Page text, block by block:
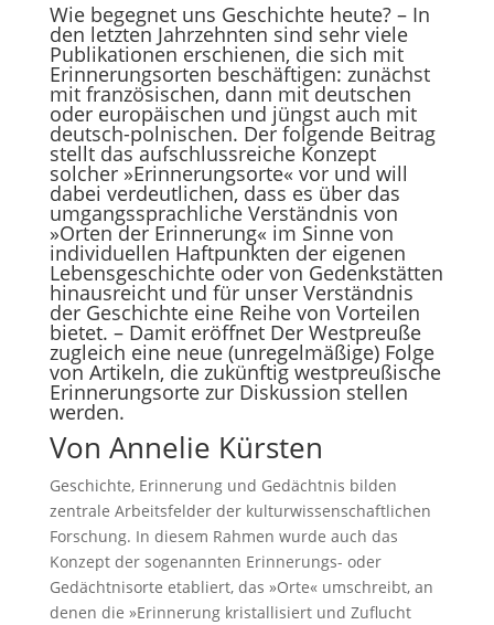
Wie begegnet uns Geschichte heute? – In
den letzten Jahrzehnten sind sehr viele
Publikationen erschienen, die sich mit
Erinnerungsorten beschäftigen: zunächst
mit französischen, dann mit deutschen
oder europäischen und jüngst auch mit
deutsch-polnischen. Der folgende Beitrag
stellt das aufschlussreiche Konzept
solcher »Erinnerungsorte« vor und will
dabei verdeutlichen, dass es über das
umgangssprachliche Verständnis von
»Orten der Erinnerung« im Sinne von
individuellen Haftpunkten der eigenen
Lebensgeschichte oder von Gedenkstätten
hinausreicht und für unser Verständnis
der Geschichte eine Reihe von Vorteilen
bietet. – Damit eröffnet Der Westpreuße
zugleich eine neue (unregelmäßige) Folge
von Artikeln, die zukünftig west­preußische
Erinnerungsorte zur Diskussion stellen
werden.
Von Annelie Kürsten
Geschichte, Erinnerung und Gedächtnis bilden
zentrale Arbeitsfelder der kulturwissenschaftlichen
Forschung. In diesem Rahmen wurde auch das
Konzept der sogenannten Erinnerungs- oder
Gedächtnisorte etabliert, das »Orte« umschreibt, an
denen die »Erinnerung kristallisiert und Zuflucht